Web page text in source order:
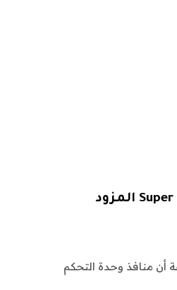
كم ستدفع مقابل هذا النموذج الأولي Super Famicom المزود
أن منافذ وحدة التحكم